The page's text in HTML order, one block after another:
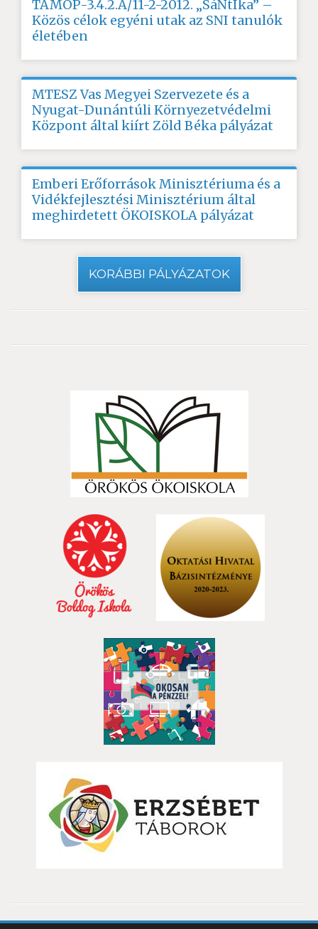
TÁMOP-3.4.2.A/11-2-2012. „SáNtIka” –
Közös célok egyéni utak az SNI tanulók
életében
MTESZ Vas Megyei Szervezete és a
Nyugat-Dunántúli Környezetvédelmi
Központ által kiírt Zöld Béka pályázat
Emberi Erőforrások Minisztériuma és a
Vidékfejlesztési Minisztérium által
meghirdetett ÖKOISKOLA pályázat
KORÁBBI PÁLYÁZATOK